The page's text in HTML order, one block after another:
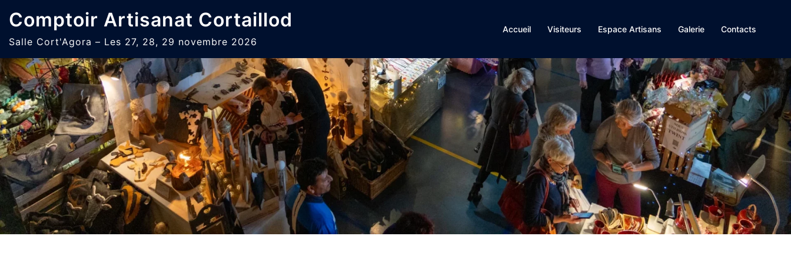
au
contenu
Comptoir Artisanat Cortaillod
Salle Cort'Agora – Les 27, 28, 29 novembre 2026
Accueil Visiteurs Espace Artisans Galerie Contacts